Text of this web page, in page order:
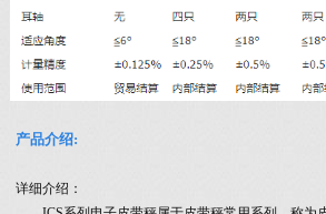
产品介绍:
详细介绍：